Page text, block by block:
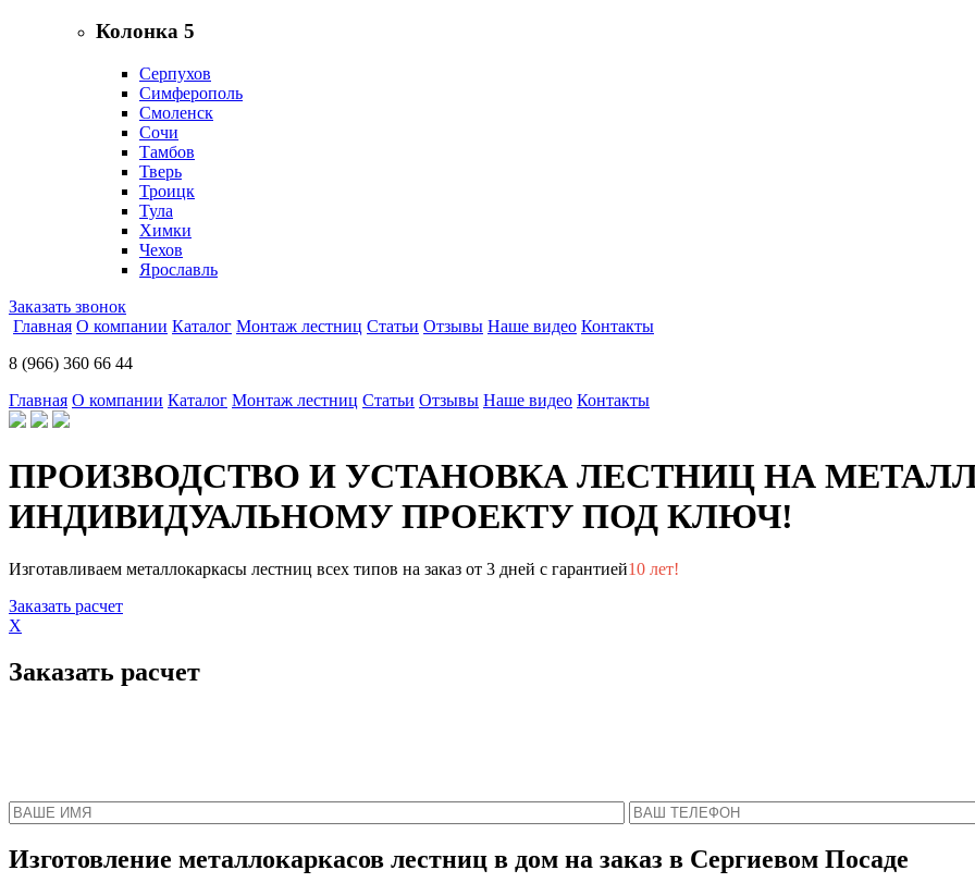
Колонка 5
Серпухов
Симферополь
Смоленск
Сочи
Тамбов
Тверь
Троицк
Тула
Химки
Чехов
Ярославль
Заказать звонок
Главная О компании Каталог Монтаж лестниц Статьи Отзывы Наше видео Контакты
8 (966) 360 66 44
Главная О компании Каталог Монтаж лестниц Статьи Отзывы Наше видео Контакты
ПРОИЗВОДСТВО И УСТАНОВКА ЛЕСТНИЦ НА
ИНДИВИДУАЛЬНОМУ ПРОЕКТУ ПОД КЛЮЧ!
Изготавливаем металлокаркасы лестниц всех типов на заказ от 3 дней с гарантией10 лет!
Заказать расчет
X
Заказать расчет
Изготовление металлокаркасов лестниц в дом на заказ в Сергиевом Посаде